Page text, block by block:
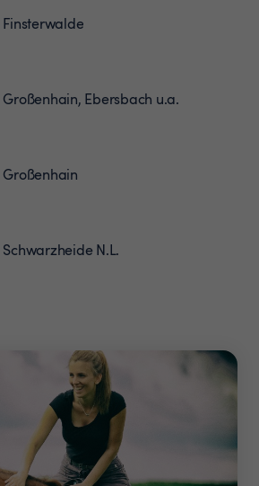
Finsterwalde
Großenhain, Ebersbach u.a.
Großenhain
Schwarzheide N.L.